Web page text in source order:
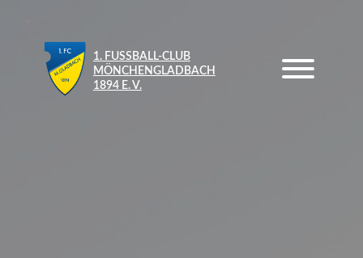
1. FUSSBALL-CLUB M
ÖNCHENGLADBACH 1
894 E. V.